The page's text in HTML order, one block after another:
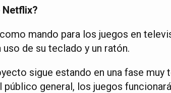
Netflix?
mando para los juegos en
de su teclado y un ratón.
sigue estando en una fase muy
general, los juegos